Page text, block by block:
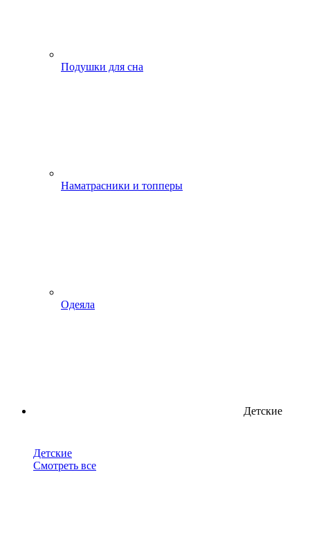
Подушки для сна
Наматрасники и топперы
Одеяла
Детские
Детские
Смотреть все